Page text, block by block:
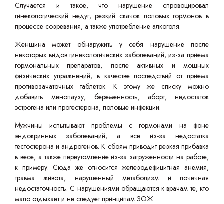
Случается и такое, что нарушение спровоцировал
гинекологический недуг, резкий скачок половых гормонов в
процессе созревания, а также употребление алкоголя.
Женщина может обнаружить у себя нарушение после
некоторых видов гинекологических заболеваний, из-за приема
гормональных препаратов, после активных и мощных
физических упражнений, в качестве последствий от приема
противозачаточных таблеток. К этому же списку можно
добавить менопаузу, беременность, аборт, недостаток
эстрогена или прогестерона, половые инфекции.
Мужчины испытывают проблемы с гормонами на фоне
эндокринных заболеваний, а все из-за недостатка
тестостерона и андрогенов. К сбоям приводит резкая прибавка
в весе, а также переутомление из-за загруженности на работе,
к примеру. Сюда же относится железодефицитная анемия,
травма живота, нарушенный метаболизм и почечная
недостаточность. С нарушениями обращаются к врачам те, кто
мало отдыхает и не следует принципам ЗОЖ.